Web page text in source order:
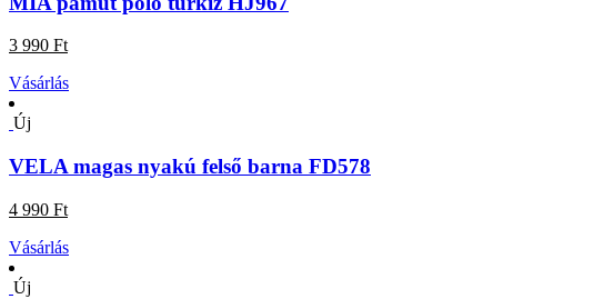
3 990 Ft
Vásárlás
Új
VELA magas nyakú felső barna FD578
4 990 Ft
Vásárlás
Új